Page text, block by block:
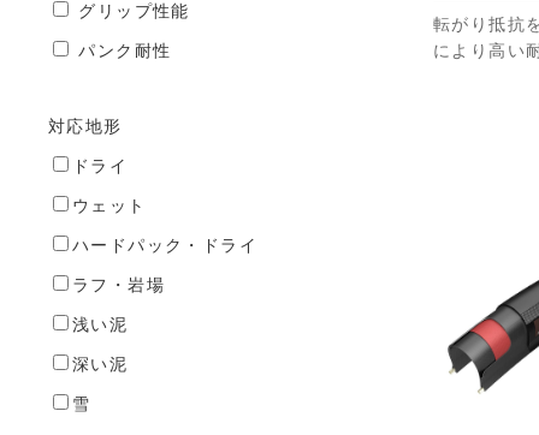
グリップ性能
パンク耐性
対応地形
ドライ
ウェット
ハードパック・ドライ
ラフ・岩場
浅い泥
深い泥
雪
転がり抵抗
により高い